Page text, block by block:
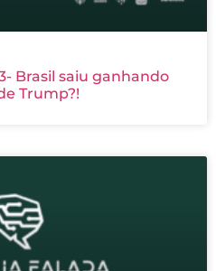
Brasil saiu ganhando
Trump?!